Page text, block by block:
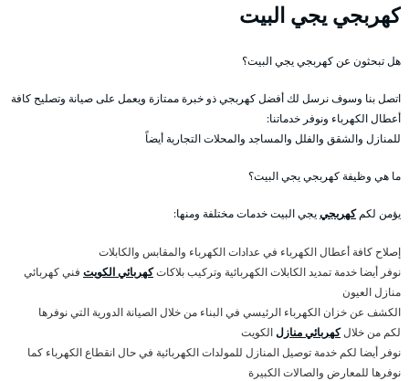
كهربجي يجي البيت
هل تبحثون عن كهربجي يجي البيت؟
اتصل بنا وسوف نرسل لك أفضل كهربجي ذو خبرة ممتازة ويعمل على صيانة وتصليح كافة
أعطال الكهرباء ونوفر خدماتنا:
للمنازل والشقق والفلل والمساجد والمحلات التجارية أيضاً
ما هي وظيفة كهربجي يجي البيت؟
يؤمن لكمكهربجييجي البيت خدمات مختلفة ومنها:
إصلاح كافة أعطال الكهرباء في عدادات الكهرباء والمقابس والكابلات
نوفر أيضا خدمة تمديد الكابلات الكهربائية وتركيب بلاكاتكهربائي الكويت فني كهربائي
منازل العيون
الكشف عن خزان الكهرباء الرئيسي في البناء من خلال الصيانة الدورية التي نوفرها
لكم من خلالكهربائي منازلالكويت
نوفر أيضا لكم خدمة توصيل المنازل للمولدات الكهربائية في حال انقطاع الكهرباء كما
نوفرها للمعارض والصالات الكبيرة